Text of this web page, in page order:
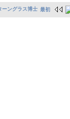
最初